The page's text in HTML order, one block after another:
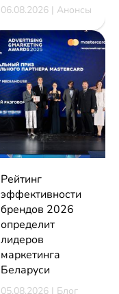
06.08.2026 | Анонсы
Рейтинг
эффективности
брендов 2026
определит
лидеров
маркетинга
Беларуси
05.08.2026 | Блог